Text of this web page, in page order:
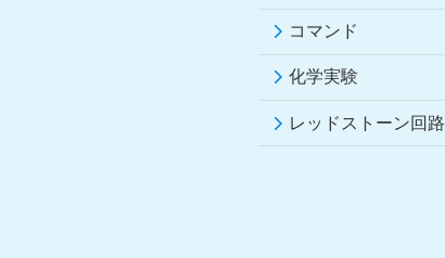
コマンド
化学実験
レッドストーン回路